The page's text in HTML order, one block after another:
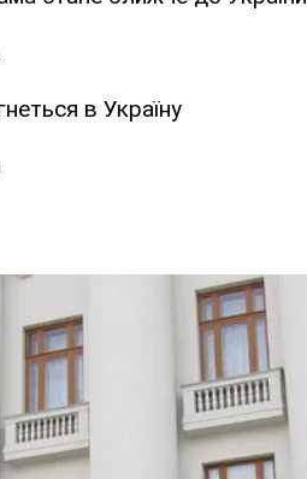
в Україну